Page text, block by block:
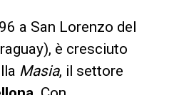
a San Lorenzo del
è cresciuto
Masia, il settore